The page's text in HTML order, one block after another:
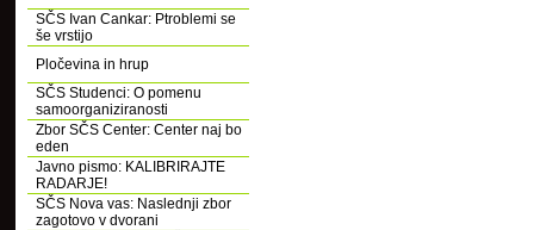
SČS Ivan Cankar: Ptroblemi se
še vrstijo
Pločevina in hrup
SČS Studenci: O pomenu
samoorganiziranosti
Zbor SČS Center: Center naj bo
eden
Javno pismo: KALIBRIRAJTE
RADARJE!
SČS Nova vas: Naslednji zbor
zagotovo v dvorani